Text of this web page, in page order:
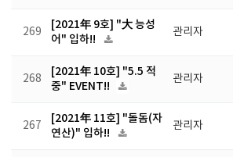
269
[2021年 9호] "大 능성
어" 입하!!
관리자
268
[2021年 10호] "5.5 적
중" EVENT!!
관리자
267
[2021年 11호] "돌돔(자
연산)" 입하!!
관리자